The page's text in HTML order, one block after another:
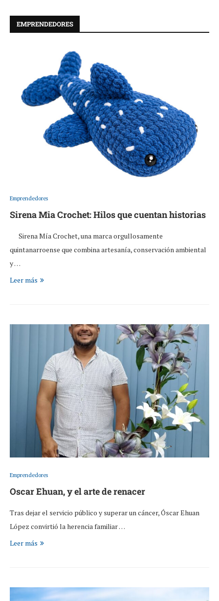
EMPRENDEDORES
Emprendedores
Sirena Mia Crochet: Hilos que cuentan historias
Sirena Mía Crochet, una marca orgullosamente
quintanarroense que combina artesanía, conservación ambiental
y …
Leer más
Emprendedores
Oscar Ehuan, y el arte de renacer
Tras dejar el servicio público y superar un cáncer, Óscar Ehuan
López convirtió la herencia familiar …
Leer más